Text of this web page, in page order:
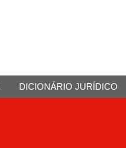
DICIONÁRIO JURÍDICO